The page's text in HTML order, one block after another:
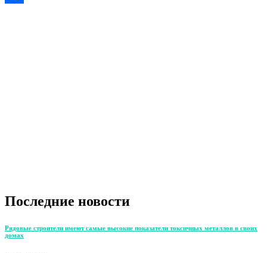
Последние новости
Рядовые строители имеют самые высокие показатели токсичных металлов в своих
домах